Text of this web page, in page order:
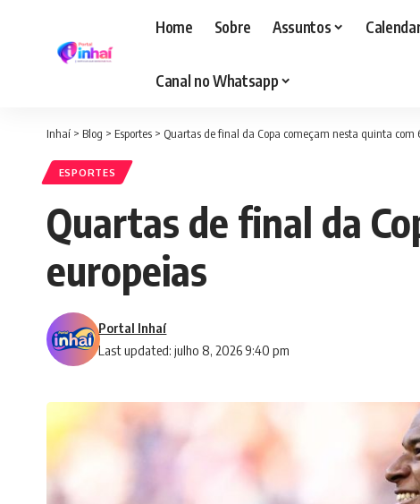
Home Sobre Assuntos
Canal no Whatsapp
Inhaí > Blog > Esportes > Quartas de final da Copa começam nesta quinta com
ESPORTES
Quartas de final da
europeias
Last updated: julho 8, 2026 9:40 pm
Portal Inhaí